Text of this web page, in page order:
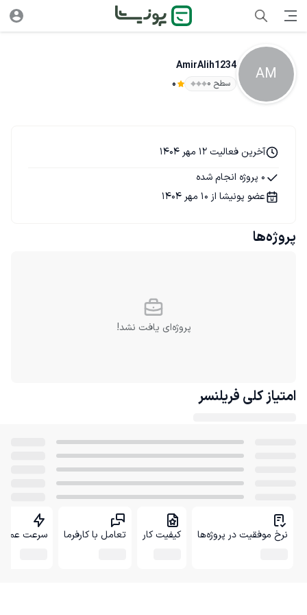
AM
AmirAlih1234
سطح ۰ 0
آخرین فعالیت 12 مهر 1404
0 پروژه انجام شده
عضو پونیشا از 10 مهر 1404
پروژه‌ها
پروژه‌ای یافت نشد!
امتیاز کلی فریلنسر
نرخ موفقیت در پروژه‌ها کیفیت کار تعامل با کارفرما سرعت عمل